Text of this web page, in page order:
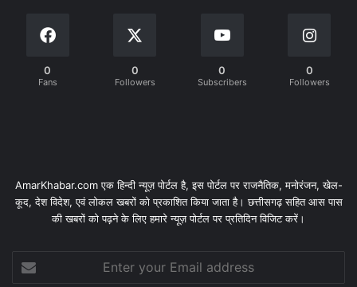
0
Fans
0
Followers
0
Subscribers
0
Followers
AmarKhabar.com एक हिन्दी न्यूज़ पोर्टल है, इस पोर्टल पर राजनैतिक, मनोरंजन, खेल-
कूद, देश विदेश, एवं लोकल खबरों को प्रकाशित किया जाता है। छत्तीसगढ़ सहित आस पास
की खबरों को पढ़ने के लिए हमारे न्यूज़ पोर्टल पर प्रतिदिन विजिट करें।
your